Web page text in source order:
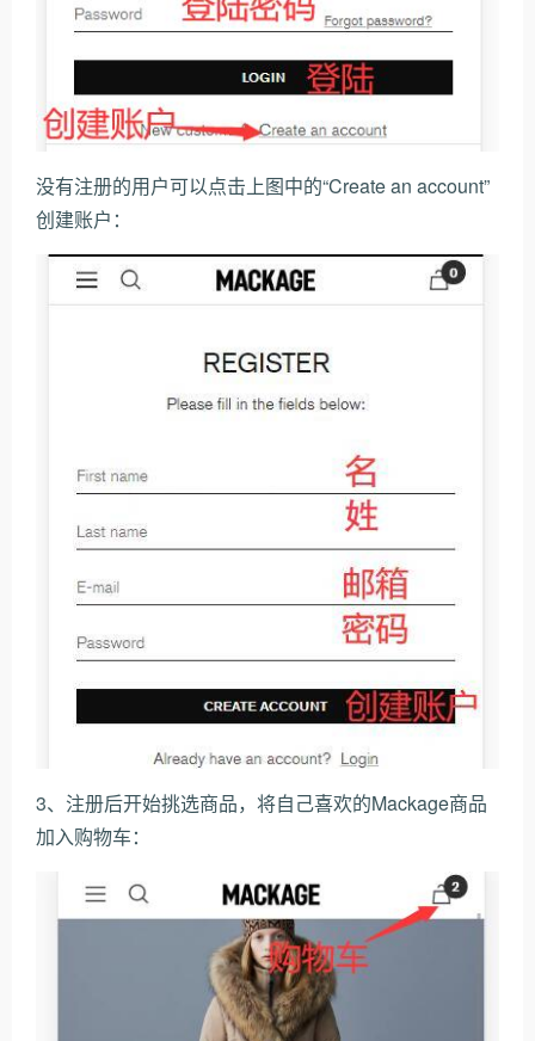
没有注册的用户可以点击上图中的“Create an account”
创建账户：
3、注册后开始挑选商品，将自己喜欢的Mackage商品
加入购物车：